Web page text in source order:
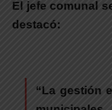
El jefe comunal
destacó:
“La gestión